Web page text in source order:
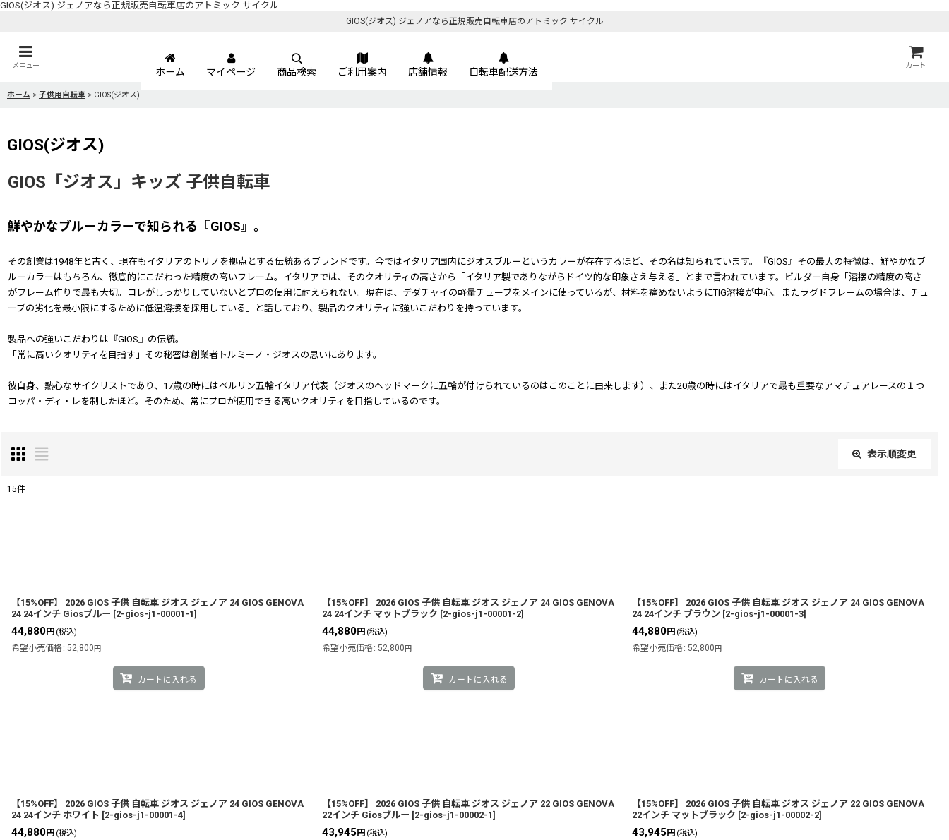
GIOS(ジオス) ジェノアなら正規販売自転車店のアトミック サイクル
GIOS(ジオス) ジェノアなら正規販売自転車店のアトミック サイクル
メニュー カート
ホーム マイページ 商品検索 ご利用案内 店舗情報 自転車配送方法
ホーム > 子供用自転車 > GIOS(ジオス)
GIOS(ジオス)
GIOS「ジオス」キッズ 子供自転車
鮮やかなブルーカラーで知られる『GIOS』。
その創業は1948年と古く、現在もイタリアのトリノを拠点とする伝統あるブランドです。今ではイタリア国内にジオスブルーというカラーが存在するほど、その名は知られています。『GIOS』その最大の特徴は、鮮やかなブ
ルーカラーはもちろん、徹底的にこだわった精度の高いフレーム。イタリアでは、そのクオリティの高さから「イタリア製でありながらドイツ的な印象さえ与える」とまで言われています。ビルダー自身「溶接の精度の高さ
がフレーム作りで最も大切。コレがしっかりしていないとプロの使用に耐えられない。現在は、デダチャイの軽量チューブをメインに使っているが、材料を痛めないようにTIG溶接が中心。またラグドフレームの場合は、チュ
ーブの劣化を最小限にするために低温溶接を採用している」と話しており、製品のクオリティに強いこだわりを持っています。
製品への強いこだわりは『GIOS』の伝統。
「常に高いクオリティを目指す」その秘密は創業者トルミーノ・ジオスの思いにあります。
彼自身、熱心なサイクリストであり、17歳の時にはベルリン五輪イタリア代表（ジオスのヘッドマークに五輪が付けられているのはこのことに由来します）、また20歳の時にはイタリアで最も重要なアマチュアレースの１つ
コッパ・ディ・レを制したほど。そのため、常にプロが使用できる高いクオリティを目指しているのです。
表示順変更
絞り込む
15件
【15%OFF】 2026 GIOS 子供 自転車 ジオス ジェノア 24 GIOS GENOVA
24 24インチ Giosブルー [2-gios-j1-00001-1]
44,880円 (税込)
希望小売価格 : 52,800円
カートに入れる
【15%OFF】 2026 GIOS 子供 自転車 ジオス ジェノア 24 GIOS GENOVA
24 24インチ マットブラック [2-gios-j1-00001-2]
44,880円 (税込)
希望小売価格 : 52,800円
カートに入れる
【15%OFF】 2026 GIOS 子供 自転車 ジオス ジェノア 24 GIOS GENOVA
24 24インチ ブラウン [2-gios-j1-00001-3]
44,880円 (税込)
希望小売価格 : 52,800円
カートに入れる
【15%OFF】 2026 GIOS 子供 自転車 ジオス ジェノア 24 GIOS GENOVA
24 24インチ ホワイト [2-gios-j1-00001-4]
44,880円 (税込)
【15%OFF】 2026 GIOS 子供 自転車 ジオス ジェノア 22 GIOS GENOVA
22インチ Giosブルー [2-gios-j1-00002-1]
43,945 円 (税込)
【15%OFF】 2026 GIOS 子供 自転車 ジオス ジェノア 22 GIOS GENOVA
22インチ マットブラック [2-gios-j1-00002-2]
43,945 円 (税込)